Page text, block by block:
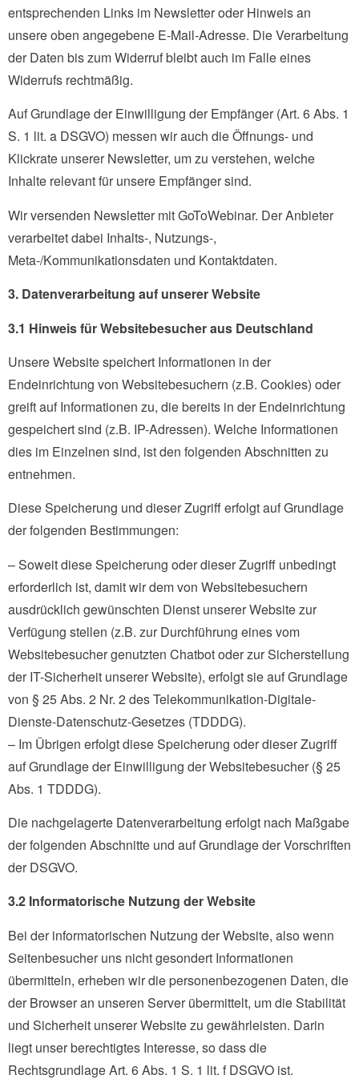
entsprechenden Links im Newsletter oder Hinweis an
unsere oben angegebene E-Mail-Adresse. Die Verarbeitung
der Daten bis zum Widerruf bleibt auch im Falle eines
Widerrufs rechtmäßig.
Auf Grundlage der Einwilligung der Empfänger (Art. 6 Abs. 1
S. 1 lit. a DSGVO) messen wir auch die Öffnungs- und
Klickrate unserer Newsletter, um zu verstehen, welche
Inhalte relevant für unsere Empfänger sind.
Wir versenden Newsletter mit GoToWebinar. Der Anbieter
verarbeitet dabei Inhalts-, Nutzungs-,
Meta-/Kommunikationsdaten und Kontaktdaten.
3. Datenverarbeitung auf unserer Website
3.1 Hinweis für Websitebesucher aus Deutschland
Unsere Website speichert Informationen in der
Endeinrichtung von Websitebesuchern (z.B. Cookies) oder
greift auf Informationen zu, die bereits in der Endeinrichtung
gespeichert sind (z.B. IP-Adressen). Welche Informationen
dies im Einzelnen sind, ist den folgenden Abschnitten zu
entnehmen.
Diese Speicherung und dieser Zugriff erfolgt auf Grundlage
der folgenden Bestimmungen:
– Soweit diese Speicherung oder dieser Zugriff unbedingt
erforderlich ist, damit wir dem von Websitebesuchern
ausdrücklich gewünschten Dienst unserer Website zur
Verfügung stellen (z.B. zur Durchführung eines vom
Websitebesucher genutzten Chatbot oder zur Sicherstellung
der IT-Sicherheit unserer Website), erfolgt sie auf Grundlage
von § 25 Abs. 2 Nr. 2 des Telekommunikation-Digitale-
Dienste-Datenschutz-Gesetzes (TDDDG).
– Im Übrigen erfolgt diese Speicherung oder dieser Zugriff
auf Grundlage der Einwilligung der Websitebesucher (§ 25
Abs. 1 TDDDG).
Die nachgelagerte Datenverarbeitung erfolgt nach Maßgabe
der folgenden Abschnitte und auf Grundlage der Vorschriften
der DSGVO.
3.2 Informatorische Nutzung der Website
Bei der informatorischen Nutzung der Website, also wenn
Seitenbesucher uns nicht gesondert Informationen
übermitteln, erheben wir die personenbezogenen Daten, die
der Browser an unseren Server übermittelt, um die Stabilität
und Sicherheit unserer Website zu gewährleisten. Darin
liegt unser berechtigtes Interesse, so dass die
Rechtsgrundlage Art. 6 Abs. 1 S. 1 lit. f DSGVO ist.